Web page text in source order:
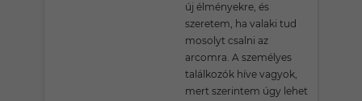
új élményekre, és
szeretem, ha valaki tud
mosolyt csalni az
arcomra. A személyes
találkozók híve vagyok,
mert szerintem úgy lehet